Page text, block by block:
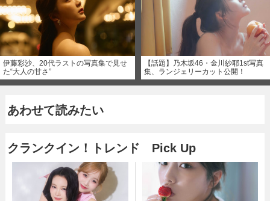
伊藤彩沙、20代ラストの写真集で見せ
た“大人の甘さ”
【話題】乃木坂46・金川紗耶1st写真
集、ランジェリーカット公開！
あわせて読みたい
クランクイン！トレンド Pick Up